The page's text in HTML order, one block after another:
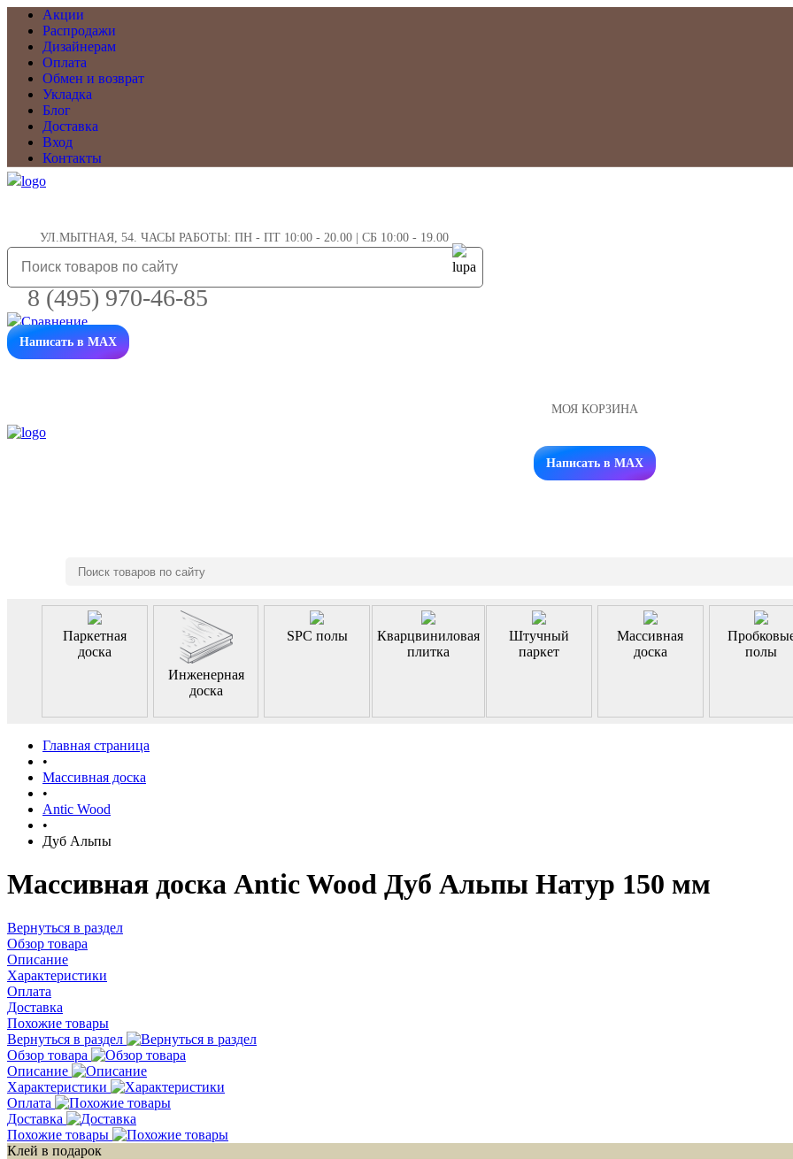
Акции
Распродажи
Дизайнерам
Оплата
Обмен и возврат
Укладка
Блог
Доставка
Вход
Контакты
УЛ.МЫТНАЯ, 54. ЧАСЫ РАБОТЫ: ПН - ПТ 10:00 - 20.00 | СБ 10:00 - 19.00
8 (495) 970-46-85
Написать в MAX
МОЯ КОРЗИНА
Заказать звонок
Написать в MAX
Паркетная
доска
Инженерная
доска
SPC полы
Кварцвиниловая
плитка
Штучный
паркет
Массивная
доска
полы
Главная страница
•
Массивная доска
•
Antic Wood
•
Дуб Альпы
Массивная доска Antic Wood Дуб Альпы Натур 150 мм
Вернуться в раздел
Обзор товара
Описание
Характеристики
Оплата
Доставка
Похожие товары
Вернуться в раздел
Обзор товара
Описание
Характеристики
Оплата
Доставка
Похожие товары
Клей в подарок